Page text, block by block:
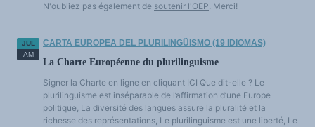
Las victorias del plurilingüismo
Anglicismos-anglización
N'oubliez pas également de soutenir l'OEP. Merci!
JUL
AM
CARTA EUROPEA DEL PLURILINGÜISMO (19 IDIOMAS)
La Charte Européenne du plurilinguisme
Signer la Charte en ligne en cliquant ICI Que dit-elle ? Le
plurilinguisme est inséparable de l’affirmation d’une Europe
politique, La diversité des langues assure la pluralité et la
richesse des représentations, Le plurilinguisme est une liberté, Le